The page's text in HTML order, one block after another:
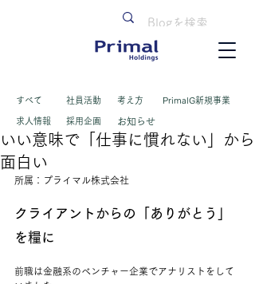
すべて
求人情報
​社員活動 考え方 PrimalG新規事業
採用企画 お知らせ
いい意味で「仕事に慣れない」から
面白い
所属：プライマル株式会社
クライアントからの「ありがとう」
を糧に
前職は金融系のベンチャー企業でアナリストをして